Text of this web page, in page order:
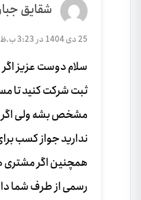
شقایق
25 دی 1404 در 3:23 ب.ظ
سلام دوست عزیز اگر
ثبت شرکت کنید تا
مشخص بشه ولی اگر
ندارید جواز کسب
همچنین اگر مشتری
رسمی از طرف شما